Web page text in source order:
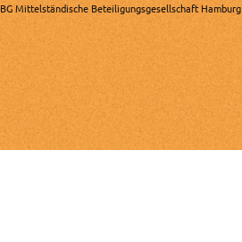
Mittelständische Beteiligungsgesellschaft Hamburg